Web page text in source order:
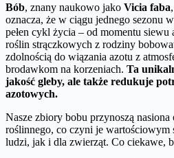
Bób, znany naukowo jako Vicia faba
oznacza, że w ciągu jednego sezonu
pełen cykl życia – od momentu
roślin strączkowych z rodziny
zdolnością do wiązania azotu z
brodawkom na korzeniach. Ta
jakość gleby, ale także redukuje
azotowych.
Nasze zbiory bobu przynoszą
roślinnego, co czyni je wartościowym
ludzi, jak i dla zwierząt. Co ciekawe,